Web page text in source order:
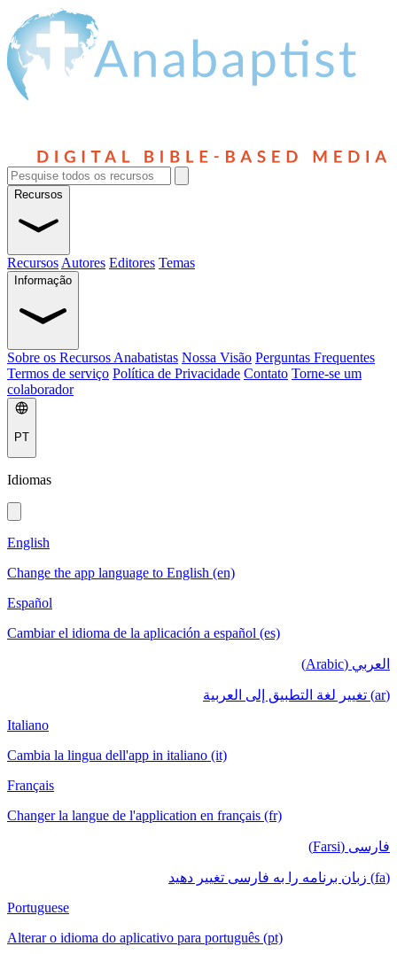
Recursos
Recursos Autores Editores Temas
Informação
Sobre os Recursos Anabatistas Nossa Visão Perguntas Frequentes
Termos de serviço Política de Privacidade Contato Torne-se um
colaborador
PT
Idiomas
English
Change the app language to English (en)
Español
Cambiar el idioma de la aplicación a español (es)
العربي (Arabic)
(ar) تغيير لغة التطبيق إلى العربية
Italiano
Cambia la lingua dell'app in italiano (it)
Français
Changer la langue de l'application en français (fr)
فارسی (Farsi)
(fa) زبان برنامه را به فارسی تغییر دهید
Portuguese
Alterar o idioma do aplicativo para português (pt)